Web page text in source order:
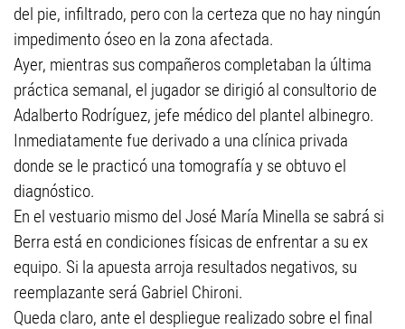
del pie, infiltrado, pero con la certeza que no hay ningún
impedimento óseo en la zona afectada.
Ayer, mientras sus compañeros completaban la última
práctica semanal, el jugador se dirigió al consultorio de
Adalberto Rodríguez, jefe médico del plantel albinegro.
Inmediatamente fue derivado a una clínica privada
donde se le practicó una tomografía y se obtuvo el
diagnóstico.
En el vestuario mismo del José María Minella se sabrá si
Berra está en condiciones físicas de enfrentar a su ex
equipo. Si la apuesta arroja resultados negativos, su
reemplazante será Gabriel Chironi.
Queda claro, ante el despliegue realizado sobre el final